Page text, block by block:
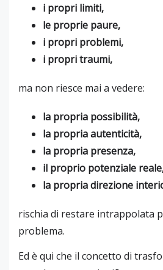
i propri limiti,
le proprie paure,
i propri problemi,
i propri traumi,
ma non riesce mai a vedere:
la propria possibilità,
la propria autenticità,
la propria presenza,
il proprio potenziale
la propria direzione
rischia di restare intrappolata
problema.
Ed è qui che il concetto di